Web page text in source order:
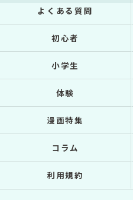
よくある質問
初心者
小学生
体験
漫画特集
コラム
利用規約